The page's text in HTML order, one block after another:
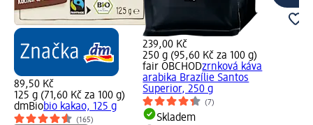
89,50 Kč
125 g (71,60 Kč za 100 g)
dmBiobio kakao, 125 g
(165)
239,00 Kč
250 g (95,60 Kč za 100 g)
fair OBCHODzrnková káva
arabika Brazílie Santos
Superior, 250 g
(7)
Skladem